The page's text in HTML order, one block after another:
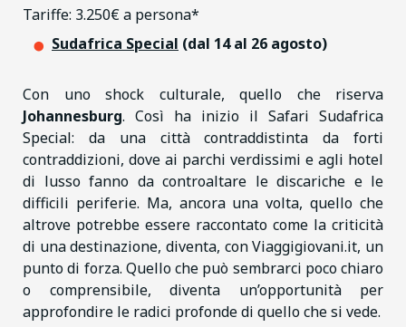
Tariffe: 3.250€ a persona*
Sudafrica Special (dal 14 al 26 agosto)
Con uno shock culturale, quello che riserva
Johannesburg. Così ha inizio il Safari Sudafrica
Special: da una città contraddistinta da forti
contraddizioni, dove ai parchi verdissimi e agli hotel
di lusso fanno da controaltare le discariche e le
difficili periferie. Ma, ancora una volta, quello che
altrove potrebbe essere raccontato come la criticità
di una destinazione, diventa, con Viaggigiovani.it, un
punto di forza. Quello che può sembrarci poco chiaro
o comprensibile, diventa un’opportunità per
approfondire le radici profonde di quello che si vede.